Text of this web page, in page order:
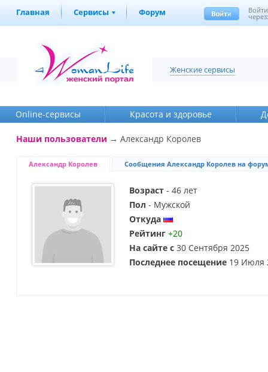
Главная Сервисы Форум Войти
Женские сервисы
Online-cервисы Красота и здоровье
Наши пользователи → Александр Королев
Александр Королев Сообщения Александр Королев на
Возраст - 46 лет
Пол - Мужской
Откуда
Рейтинг +20
На сайте с 30 Сентября 2025
Последнее посещение 19 Июля